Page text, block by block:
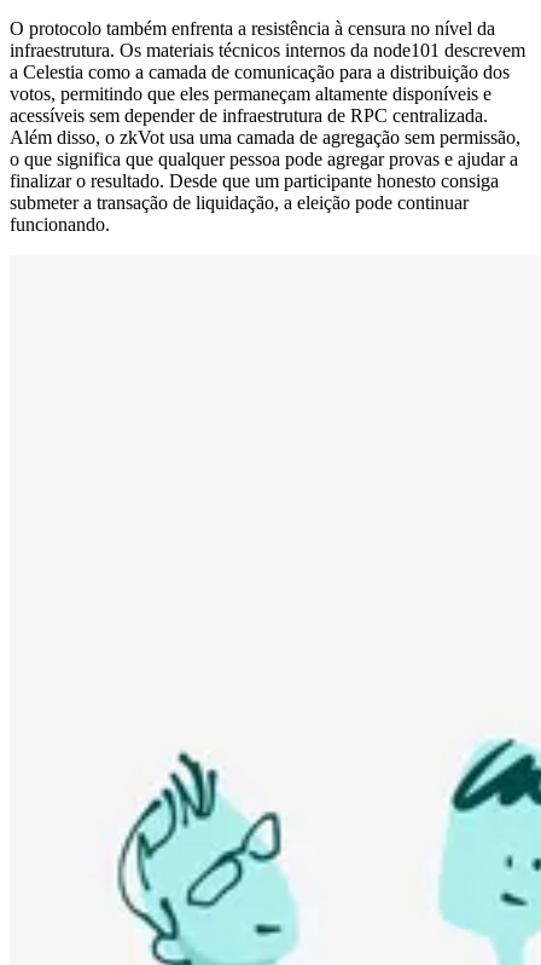
O protocolo também enfrenta a resistência à censura no nível da
infraestrutura. Os materiais técnicos internos da node101 descrevem
a Celestia como a camada de comunicação para a distribuição dos
votos, permitindo que eles permaneçam altamente disponíveis e
acessíveis sem depender de infraestrutura de RPC centralizada.
Além disso, o zkVot usa uma camada de agregação sem permissão,
o que significa que qualquer pessoa pode agregar provas e ajudar a
finalizar o resultado. Desde que um participante honesto consiga
submeter a transação de liquidação, a eleição pode continuar
funcionando.